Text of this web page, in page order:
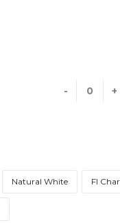
- +
Natural White Fl